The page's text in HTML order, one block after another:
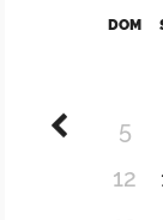
DOM
5
12